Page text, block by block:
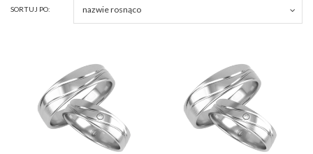
SORTUJ PO: nazwie rosnąco